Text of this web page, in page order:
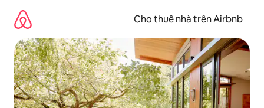
dung
Cho thuê nhà trên Airbnb